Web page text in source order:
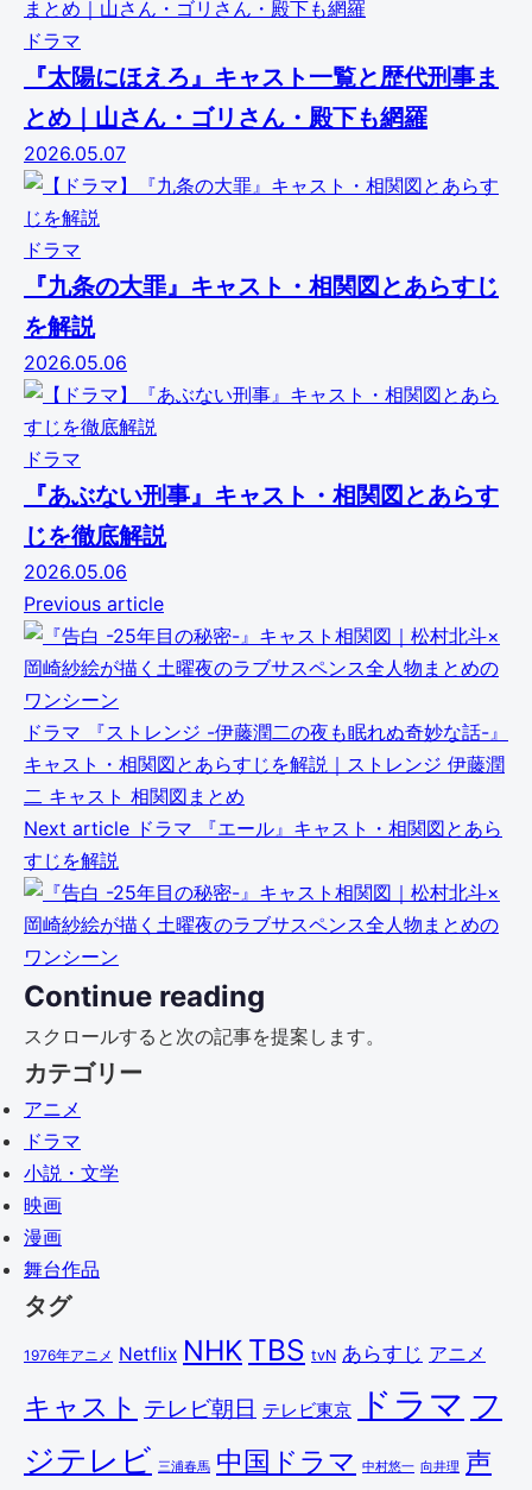
ドラマ
『太陽にほえろ』キャスト一覧と歴代刑事ま
とめ｜山さん・ゴリさん・殿下も網羅
2026.05.07
ドラマ
『九条の大罪』キャスト・相関図とあらすじ
を解説
2026.05.06
ドラマ
『あぶない刑事』キャスト・相関図とあらす
じを徹底解説
2026.05.06
Previous article
ドラマ
『ストレンジ -伊藤潤二の夜も眠れぬ奇妙な話-』
キャスト・相関図とあらすじを解説｜ストレンジ 伊藤潤
二 キャスト 相関図まとめ
Next article ドラマ
『エール』キャスト・相関図とあら
すじを解説
Continue reading
スクロールすると次の記事を提案します。
カテゴリー
アニメ
ドラマ
小説・文学
映画
漫画
舞台作品
タグ
1976年アニメ Netflix NHK TBS tvN あらすじ アニメ
キャスト テレビ朝日 テレビ東京 ドラマ フ
ジテレビ 三浦春馬 中国ドラマ 中村悠一 向井理 声